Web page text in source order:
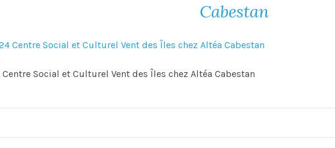
Cabestan
Social et Culturel Vent des Îles chez Altéa Cabestan